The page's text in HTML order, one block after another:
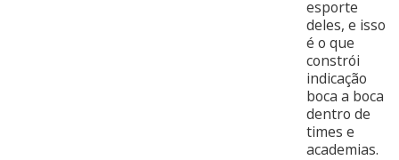
esporte
deles, e isso
é o que
constrói
indicação
boca a boca
dentro de
times e
academias.